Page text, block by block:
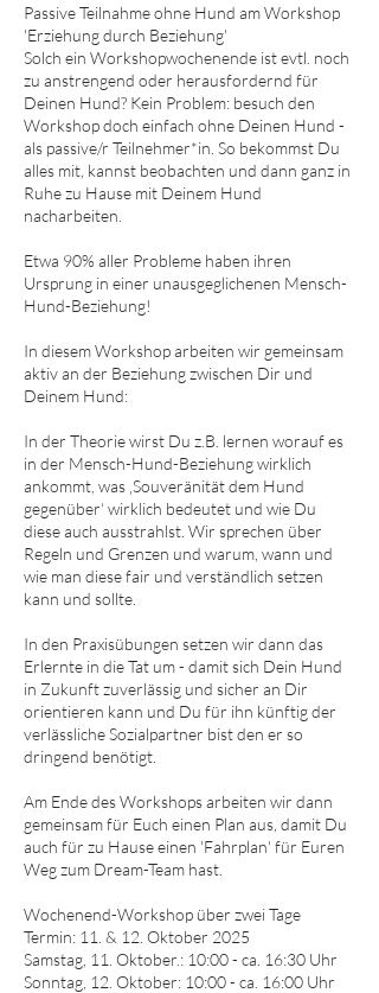
Passive Teilnahme ohne Hund am Workshop
'Erziehung durch Beziehung'
Solch ein Workshopwochenende ist evtl. noch
zu anstrengend oder herausfordernd für
Deinen Hund? Kein Problem: besuch den
Workshop doch einfach ohne Deinen Hund -
als passive/r Teilnehmer*in. So bekommst Du
alles mit, kannst beobachten und dann ganz in
Ruhe zu Hause mit Deinem Hund
nacharbeiten.
Etwa 90% aller Probleme haben ihren
Ursprung in einer unausgeglichenen Mensch-
Hund-Beziehung!
In diesem Workshop arbeiten wir gemeinsam
aktiv an der Beziehung zwischen Dir und
Deinem Hund:
In der Theorie wirst Du z.B. lernen worauf es
in der Mensch-Hund-Beziehung wirklich
ankommt, was ‚Souveränität dem Hund
gegenüber‘ wirklich bedeutet und wie Du
diese auch ausstrahlst. Wir sprechen über
Regeln und Grenzen und warum, wann und
wie man diese fair und verständlich setzen
kann und sollte.
In den Praxisübungen setzen wir dann das
Erlernte in die Tat um - damit sich Dein Hund
in Zukunft zuverlässig und sicher an Dir
orientieren kann und Du für ihn künftig der
verlässliche Sozialpartner bist den er so
dringend benötigt.
Am Ende des Workshops arbeiten wir dann
gemeinsam für Euch einen Plan aus, damit Du
auch für zu Hause einen 'Fahrplan' für Euren
Weg zum Dream-Team hast.
Wochenend-Workshop über zwei Tage
Termin: 11. & 12. Oktober 2025
Samstag, 11. Oktober.: 10:00 - ca. 16:30 Uhr
Sonntag, 12. Oktober: 10:00 - ca. 16:00 Uhr